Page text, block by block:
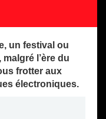
un festival ou
l’ère du
frotter aux
électroniques.